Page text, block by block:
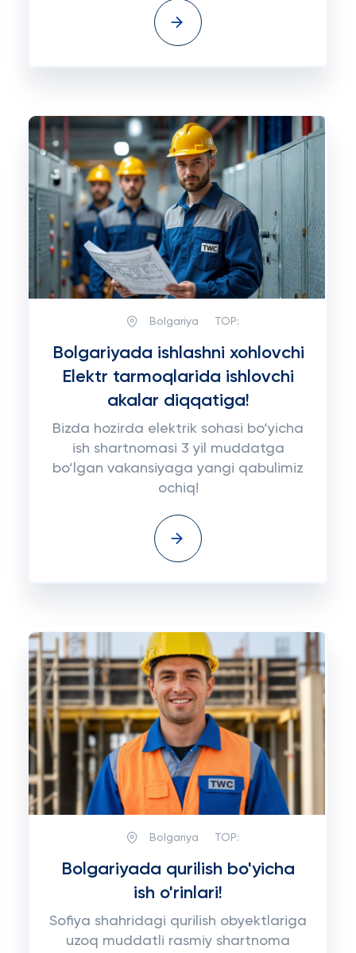
Bolgariya TOP:
Bolgariyada ishlashni xohlovchi
Elektr tarmoqlarida ishlovchi
akalar diqqatiga!
Bizda hozirda elektrik sohasi bo‘yicha
ish shartnomasi 3 yil muddatga
bo‘lgan vakansiyaga yangi qabulimiz
ochiq!
Bolgariya TOP:
Bolgariyada qurilish bo'yicha
ish o'rinlari!
Sofiya shahridagi qurilish obyektlariga
uzoq muddatli rasmiy shartnoma